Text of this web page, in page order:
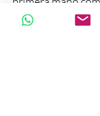
superar el